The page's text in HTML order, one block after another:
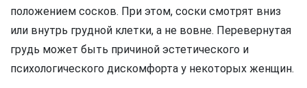
положением сосков. При этом, соски смотрят вниз
или внутрь грудной клетки, а не вовне. Перевернутая
грудь может быть причиной эстетического и
психологического дискомфорта у некоторых женщин.